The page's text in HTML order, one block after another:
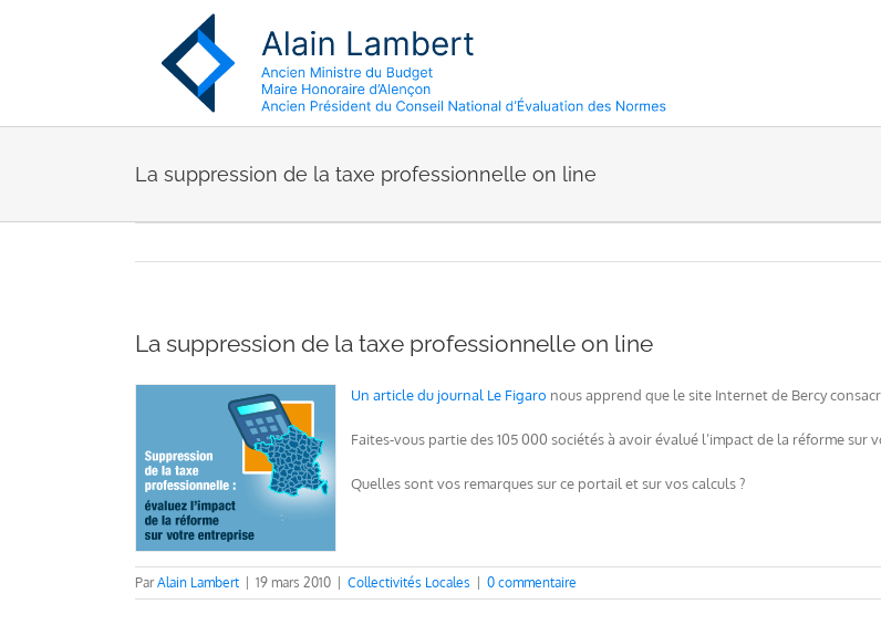
La suppression de la taxe professionnelle on line
La suppression de la taxe professionnelle on line
Un article du journal Le Figaro nous apprend que le site Internet de Bercy
Faites-vous partie des 105 000 sociétés à avoir évalué l’impact de la réforme sur
Quelles sont vos remarques sur ce portail et sur vos calculs ?
ParAlain Lambert 19 mars 2010 Collectivités Locales 0 commentaire